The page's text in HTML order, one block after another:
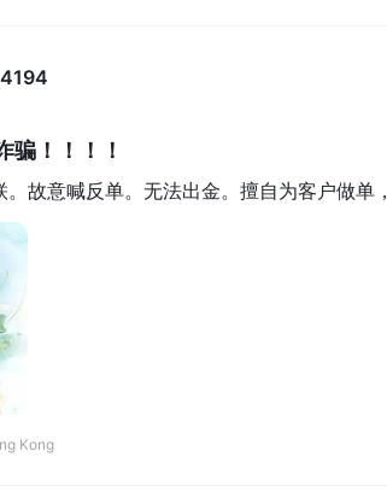
骗！！！！
故意喊反单。无法出金。擅自为客户做单
Kong